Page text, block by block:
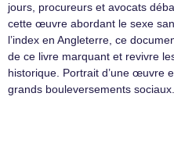
jours, procureurs et avocats
cette œuvre abordant le sexe
l’index en Angleterre, ce
de ce livre marquant et revivre
historique. Portrait d’une œuvre
grands bouleversements sociaux.